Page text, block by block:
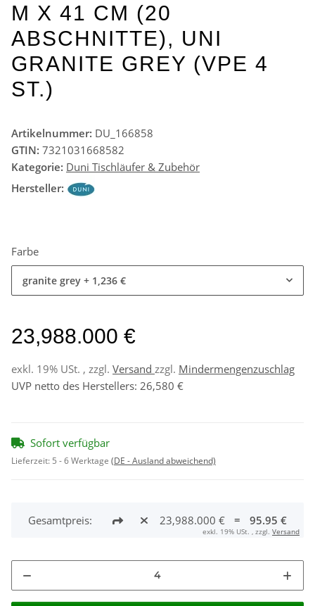
M X 41 CM (20
ABSCHNITTE), UNI
GRANITE GREY (VPE 4
ST.)
Artikelnummer: DU_166858
GTIN: 7321031668582
Kategorie: Duni Tischläufer & Zubehör
Hersteller:
Farbe
granite grey + 1,236 €
23,988.000 €
exkl. 19% USt. , zzgl. Versand zzgl. Mindermengenzuschlag
UVP netto des Herstellers: 26,580 €
Sofort verfügbar
Lieferzeit: 5 - 6 Werktage (DE - Ausland abweichend)
Gesamtpreis: 23,988.000 € = 95.95 €
exkl. 19% USt. , zzgl. Versand